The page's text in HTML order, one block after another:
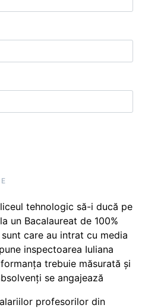
tehnologic să-i ducă pe
un Bacalaureat de 100%
care au intrat cu media
inspectoarea Iuliana
trebuie măsurată și
se angajează
profesorilor din